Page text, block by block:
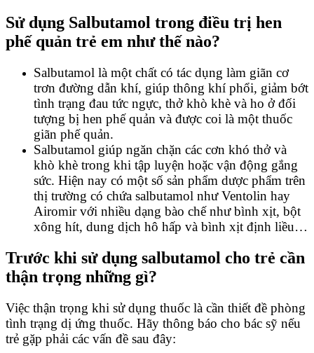
Sử dụng Salbutamol trong điều trị hen
phế quản trẻ em như thế nào?
Salbutamol là một chất có tác dụng làm giãn cơ
trơn đường dẫn khí, giúp thông khí phổi, giảm bớt
tình trạng đau tức ngực, thở khò khè và ho ở đối
tượng bị hen phế quản và được coi là một thuốc
giãn phế quản.
Salbutamol giúp ngăn chặn các cơn khó thở và
khò khè trong khi tập luyện hoặc vận động gắng
sức. Hiện nay có một số sản phẩm dược phẩm trên
thị trường có chứa salbutamol như Ventolin hay
Airomir với nhiều dạng bào chế như bình xịt, bột
xông hít, dung dịch hô hấp và bình xịt định liều…
Trước khi sử dụng salbutamol cho trẻ cần
thận trọng những gì?
Việc thận trọng khi sử dụng thuốc là cần thiết đề phòng
tình trạng dị ứng thuốc. Hãy thông báo cho bác sỹ nếu
trẻ gặp phải các vấn đề sau đây: